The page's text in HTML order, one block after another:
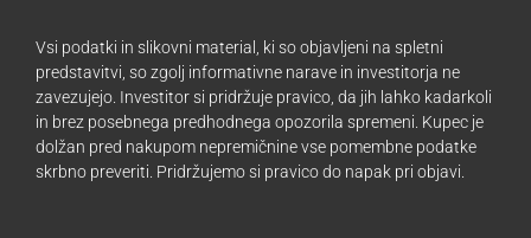
Vsi podatki in slikovni material, ki so objavljeni na spletni
predstavitvi, so zgolj informativne narave in investitorja ne
zavezujejo. Investitor si pridržuje pravico, da jih lahko kadarkoli
in brez posebnega predhodnega opozorila spremeni. Kupec je
dolžan pred nakupom nepremičnine vse pomembne podatke
skrbno preveriti. Pridržujemo si pravico do napak pri objavi.